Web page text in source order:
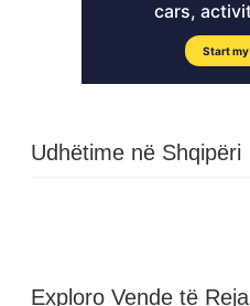
Udhëtime në Shqipëri
Exploro Vende të Reja